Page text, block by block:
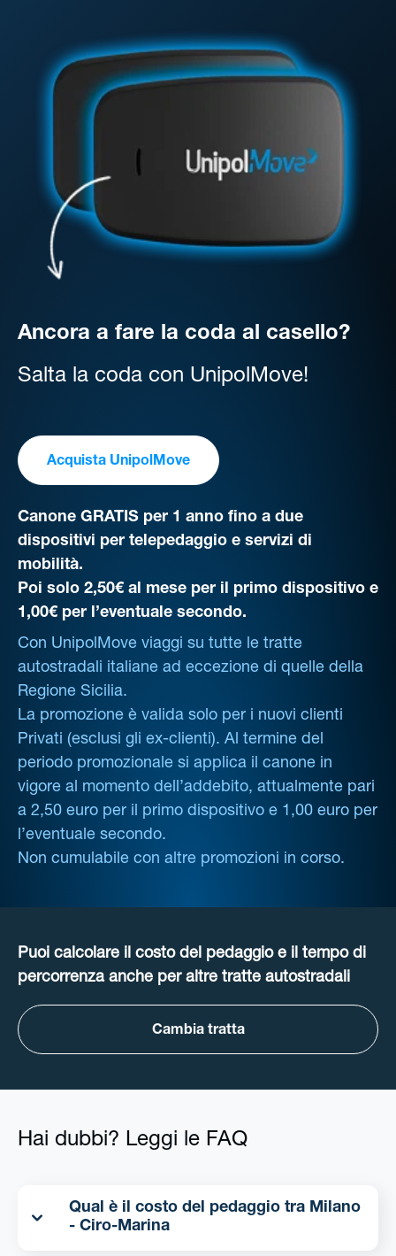
Ancora a fare la coda al casello?
Salta la coda con UnipolMove!
Acquista UnipolMove
Canone GRATIS per 1 anno fino a due
dispositivi per telepedaggio e servizi di
mobilità.
Poi solo 2,50€ al mese per il primo dispositivo e
1,00€ per l’eventuale secondo.
Con UnipolMove viaggi su tutte le tratte
autostradali italiane ad eccezione di quelle della
Regione Sicilia.
La promozione è valida solo per i nuovi clienti
Privati (esclusi gli ex-clienti). Al termine del
periodo promozionale si applica il canone in
vigore al momento dell’addebito, attualmente pari
a 2,50 euro per il primo dispositivo e 1,00 euro per
l’eventuale secondo.
Non cumulabile con altre promozioni in corso.
Puoi calcolare il costo del pedaggio e il tempo di
percorrenza anche per altre tratte autostradali
Cambia tratta
Hai dubbi? Leggi le FAQ
Qual è il costo del pedaggio tra Milano
- Ciro-Marina